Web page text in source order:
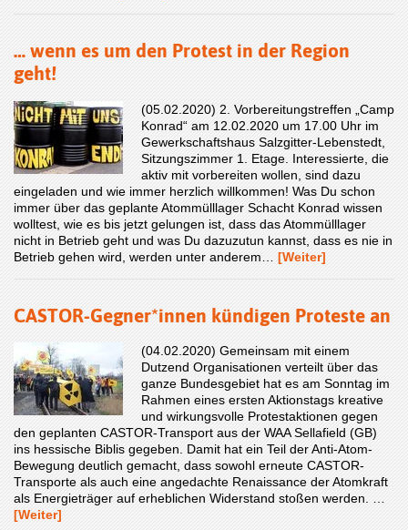
… wenn es um den Protest in der Region
geht!
(05.02.2020) 2. Vorbereitungstreffen „Camp
Konrad“ am 12.02.2020 um 17.00 Uhr im
Gewerkschaftshaus Salzgitter-Lebenstedt,
Sitzungszimmer 1. Etage. Interessierte, die
aktiv mit vorbereiten wollen, sind dazu
eingeladen und wie immer herzlich willkommen! Was Du schon
immer über das geplante Atommülllager Schacht Konrad wissen
wolltest, wie es bis jetzt gelungen ist, dass das Atommülllager
nicht in Betrieb geht und was Du dazuzutun kannst, dass es nie in
Betrieb gehen wird, werden unter anderem… [Weiter]
CASTOR-Gegner*innen kündigen Proteste an
(04.02.2020) Gemeinsam mit einem
Dutzend Organisationen verteilt über das
ganze Bundesgebiet hat es am Sonntag im
Rahmen eines ersten Aktionstags kreative
und wirkungsvolle Protestaktionen gegen
den geplanten CASTOR-Transport aus der WAA Sellafield (GB)
ins hessische Biblis gegeben. Damit hat ein Teil der Anti-Atom-
Bewegung deutlich gemacht, dass sowohl erneute CASTOR-
Transporte als auch eine angedachte Renaissance der Atomkraft
als Energieträger auf erheblichen Widerstand stoßen werden. …
[Weiter]